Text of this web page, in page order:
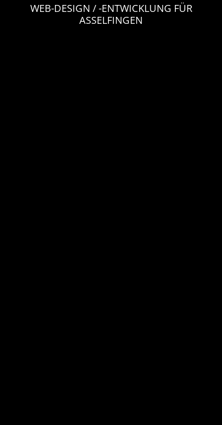
WEB-DESIGN / -ENTWICKLUNG FÜR
ASSELFINGEN